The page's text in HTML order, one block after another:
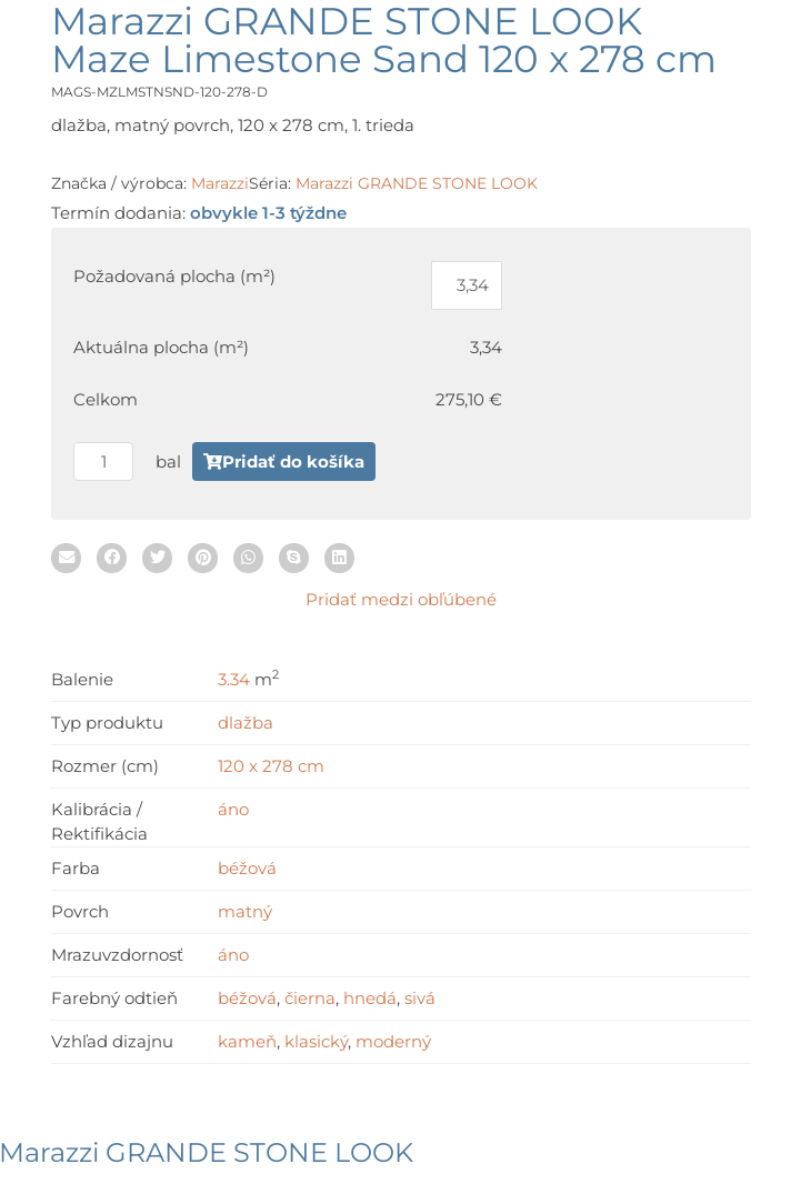
Marazzi GRANDE STONE LOOK
Maze Limestone Sand 120 x 278 cm
MAGS-MZLMSTNSND-120-278-D
dlažba, matný povrch, 120 x 278 cm, 1. trieda
Značka / výrobca: MarazziSéria: Marazzi GRANDE STONE LOOK
Termín dodania: obvykle 1-3 týždne
Požadovaná plocha (m²)
Aktuálna plocha (m²) 3,34
Celkom 275,10 €
Marazzi
Maze
Sand
120
278
cm
bal Pridať do košíka
Pridať medzi obľúbené
Balenie 3.34 m2
Typ produktu dlažba
Rozmer (cm) 120 x 278 cm
Kalibrácia /
Rektifikácia
áno
Farba béžová
Povrch matný
Mrazuvzdornosť áno
Farebný odtieň béžová, čierna, hnedá, sivá
Vzhľad dizajnu kameň, klasický, moderný
Marazzi GRANDE STONE LOOK